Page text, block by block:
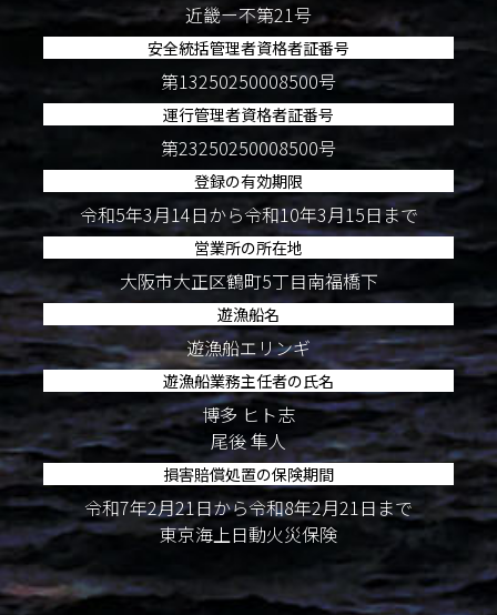
近畿ー不第21号
安全統括管理者資格者証番号
第13250250008500号
運行管理者資格者証番号
第23250250008500号
登録の有効期限
令和5年3月14日から令和10年3月15日まで
営業所の所在地
大阪市大正区鶴町5丁目南福橋下
遊漁船名
遊漁船エリンギ
遊漁船業務主任者の氏名
博多 ヒト志
尾後 隼人
損害賠償処置の保険期間
令和7年2月21日から令和8年2月21日まで
東京海上日動火災保険